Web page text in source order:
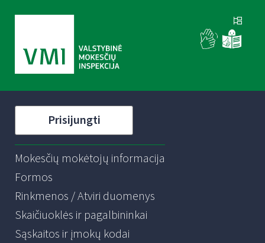
Prisijungti
Mokesčių mokėtojų informacija
Formos
Rinkmenos / Atviri duomenys
Skaičiuoklės ir pagalbininkai
Sąskaitos ir įmokų kodai